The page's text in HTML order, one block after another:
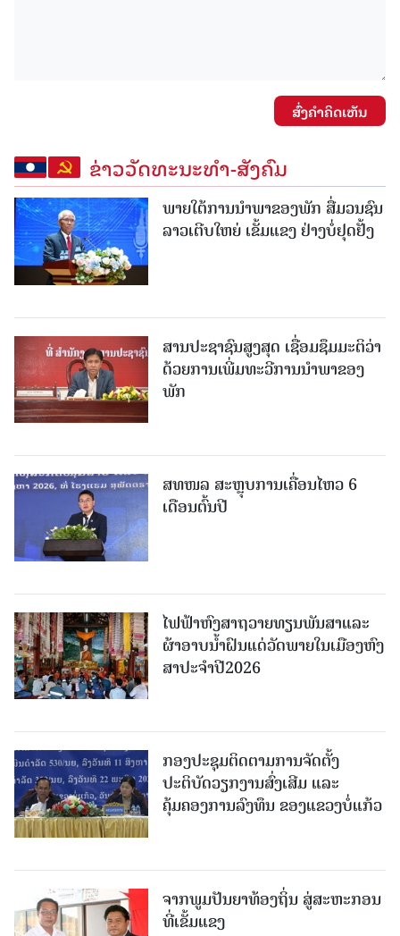
ສົ່ງຄໍາຄິດເຫັນ
ຂ່າວວັດທະນະທຳ-ສັງຄົມ
ພາຍໃຕ້ການນໍາພາຂອງພັກ ສື່ມວນຊົນ
ລາວເຕີບໃຫຍ່ ເຂັ້ມແຂງ ຢ່າງບໍ່ຢຸດຢັ້ງ
ສານປະຊາຊົນສູງສຸດ ເຊື່ອມຊຶມມະຕິວ່າ
ດ້ວຍການເພີ່ມທະວີການນຳພາຂອງ
ພັກ
ສທໜລ ສະຫຼຸບການເຄື່ອນໄຫວ 6
ເດືອນຕົ້ນປີ
ໄຟຟ້າຫົງສາຖວາຍທຽນພັນສາແລະ
ຜ້າອາບນໍ້າຝົນແດ່ວັດພາຍໃນເມືອງຫົງ
ສາປະຈໍາປີ2026
ກອງປະຊຸມຕິດຕາມການຈັດຕັ້ງ
ປະຕິບັດວຽກງານສົ່ງເສີມ ແລະ
ຄຸ້ມຄອງການລົງທຶນ ຂອງແຂວງບໍ່ແກ້ວ
ຈາກພູມປັນຍາທ້ອງຖິ່ນ ສູ່ສະຫະກອນ
ທີ່ເຂັ້ມແຂງ